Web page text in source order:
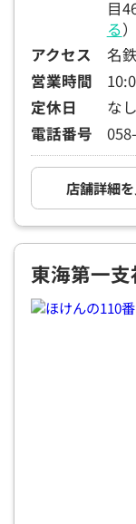
目
る）
アクセス
名
営業時間
定休日
な
電話番号
店舗詳細
東海第一支